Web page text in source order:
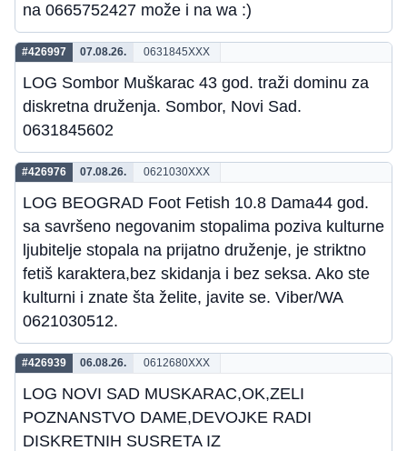
na 0665752427 može i na wa :)
#426997 07.08.26. 0631845XXX
LOG Sombor Muškarac 43 god. traži dominu za
diskretna druženja. Sombor, Novi Sad.
0631845602
#426976 07.08.26. 0621030XXX
LOG BEOGRAD Foot Fetish 10.8 Dama44 god.
sa savršeno negovanim stopalima poziva kulturne
ljubitelje stopala na prijatno druženje, je striktno
fetiš karaktera,bez skidanja i bez seksa. Ako ste
kulturni i znate šta želite, javite se. Viber/WA
0621030512.
#426939 06.08.26. 0612680XXX
LOG NOVI SAD MUSKARAC,OK,ZELI
POZNANSTVO DAME,DEVOJKE RADI
DISKRETNIH SUSRETA IZ